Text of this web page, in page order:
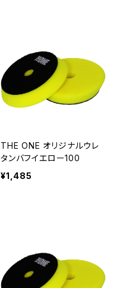
THE ONE オリジナルウレ
タンバフイエロー100
¥1,485